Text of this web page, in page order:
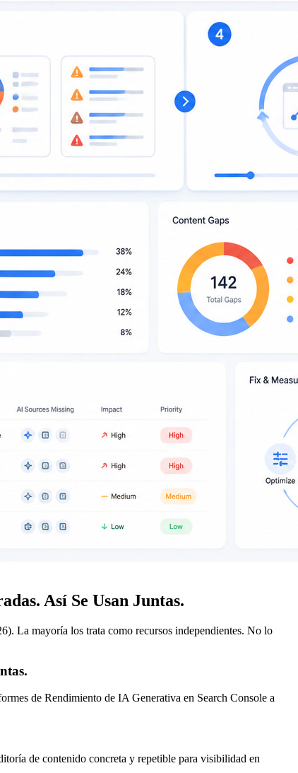
Así Se Usan Juntas.
La mayoría los trata como recursos independientes. No lo
de Rendimiento de IA Generativa en Search Console a
de contenido concreta y repetible para visibilidad en